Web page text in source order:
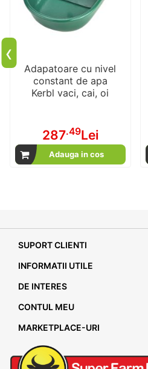
Adapatoare cu nivel
constant de apa
Kerbl vaci, cai, oi
287.49Lei
Adauga in cos
‹
SUPORT CLIENTI
INFORMATII UTILE
DE INTERES
CONTUL MEU
MARKETPLACE-URI